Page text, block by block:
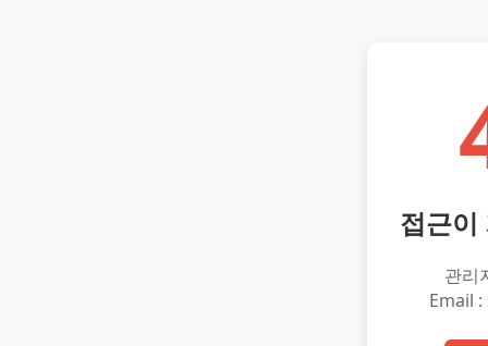
접근이
관리
Email